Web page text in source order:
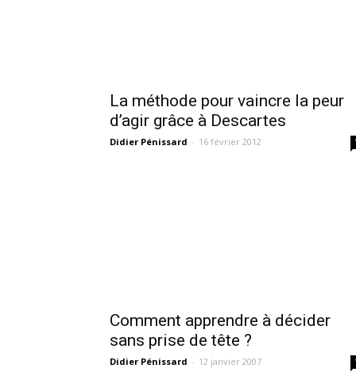
La méthode pour vaincre la peur
d’agir grâce à Descartes
Didier Pénissard - 16 février 2012
Comment apprendre à décider
sans prise de tête ?
Didier Pénissard - 12 janvier 2007